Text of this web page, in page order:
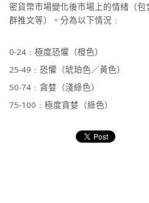
密貨幣市場變化後市場上的情緒（
群推文等）。分為以下情況﹕
0-24﹕極度恐懼（橙色）
25-49﹕恐懼（琥珀色／黃色）
50-74﹕貪婪（淺綠色）
75-100﹕極度貪婪（綠色）